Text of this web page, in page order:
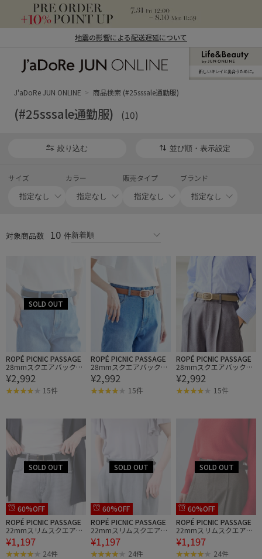
地震の影響による配送遅延について
ン オンライン）
新しいキレイと出合うために。
J'aDoRe JUN ONLINE 商品検索 (#25sssale通勤服)
(#25sssale通勤服) (10)
絞り込む 並び順・表示設定
サイズ カラー 販売タイプ ブランド
対象商品数 10 件
ROPÉ PICNIC PASSAGE
28mmスクエアバックル
ステッチベルト
¥2,992
15件
ROPÉ PICNIC PASSAGE
28mmスクエアバックル
ステッチベルト
¥2,992
15件
ROPÉ PICNIC PASSAGE
28mmスクエアバックル
ステッチベルト
¥2,992
15件
60%OFF
ROPÉ PICNIC PASSAGE
22mmスリムスクエアバ
ックルベルト
¥1,197
24件
60%OFF
ROPÉ PICNIC PASSAGE
22mmスリムスクエアバ
ックルベルト
¥1,197
24件
60%OFF
ROPÉ PICNIC PASSAGE
22mmスリムスクエアバ
ックルベルト
¥1,197
24件